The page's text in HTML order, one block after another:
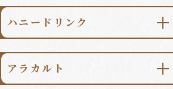
ハニードリンク柚子みつ500ml
\送料無料/
純粋はちみつ食べ比べセット
あかしあ大地
⽇本のはちみつ
世界のはちみつ
ハニードリンク
柚子みつ
梅みつ
アラカルト